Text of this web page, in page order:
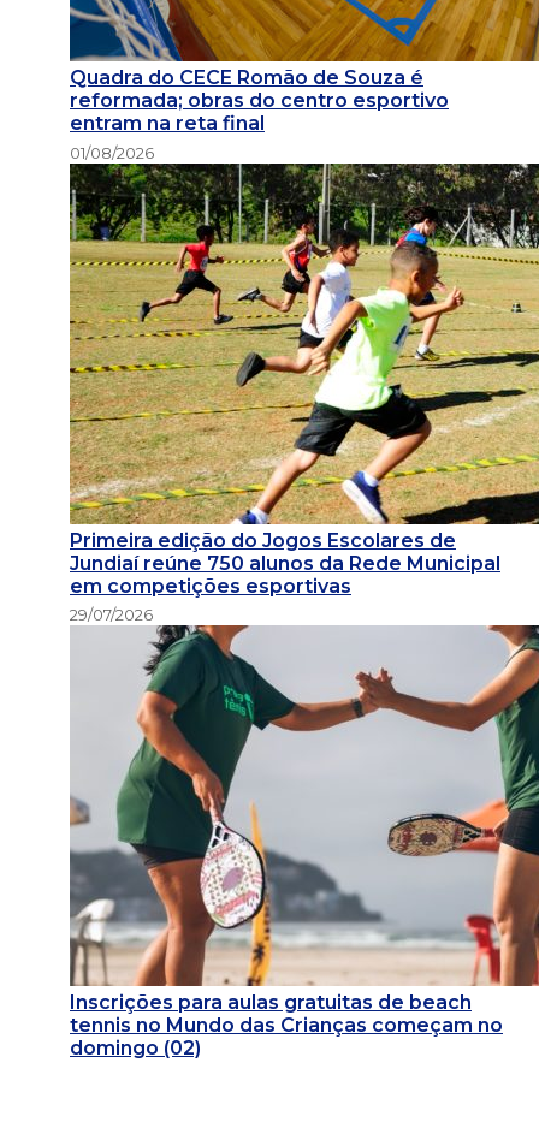
Quadra do CECE Romão de Souza é
reformada; obras do centro esportivo
entram na reta final
01/08/2026
Primeira edição do Jogos Escolares de
Jundiaí reúne 750 alunos da Rede Municipal
em competições esportivas
29/07/2026
Inscrições para aulas gratuitas de beach
tennis no Mundo das Crianças começam no
domingo (02)